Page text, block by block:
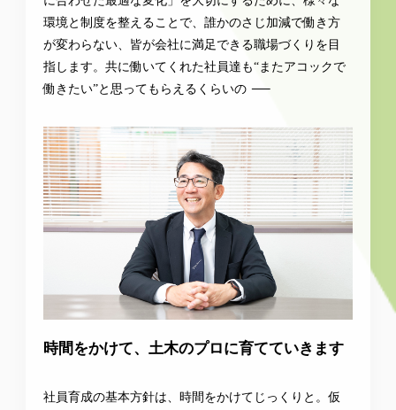
環境と制度を整えることで、誰かのさじ加減で働き方
が変わらない、皆が会社に満足できる職場づくりを目
指します。共に働いてくれた社員達も“またアコックで
働きたい”と思ってもらえるくらいの ─
時間をかけて、土木のプロに育てていきます
社員育成の基本方針は、時間をかけてじっくりと。仮